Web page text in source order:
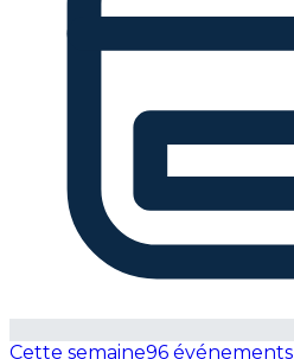
Cette semaine96 événements